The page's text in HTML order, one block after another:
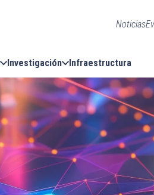
Noticias
Investigación Infraestructura